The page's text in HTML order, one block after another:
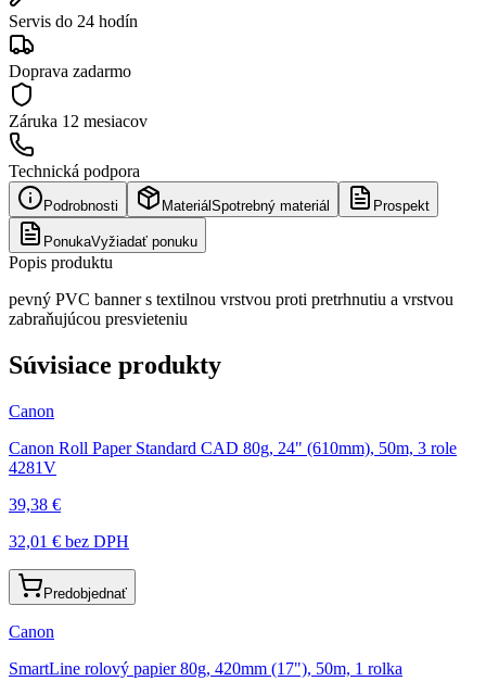
Servis do 24 hodín
Doprava zadarmo
Záruka 12 mesiacov
Technická podpora
Podrobnosti Materiál Spotrebný materiál Prospekt
PonukaVyžiadať ponuku
Popis produktu
pevný PVC banner s textilnou vrstvou proti pretrhnutiu a vrstvou
zabraňujúcou presvieteniu
Súvisiace produkty
Canon
Canon Roll Paper Standard CAD 80g, 24" (610mm), 50m, 3 role
4281V
39,38 €
32,01 € bez DPH
Predobjednať
Canon
SmartLine rolový papier 80g, 420mm (17"), 50m, 1 rolka